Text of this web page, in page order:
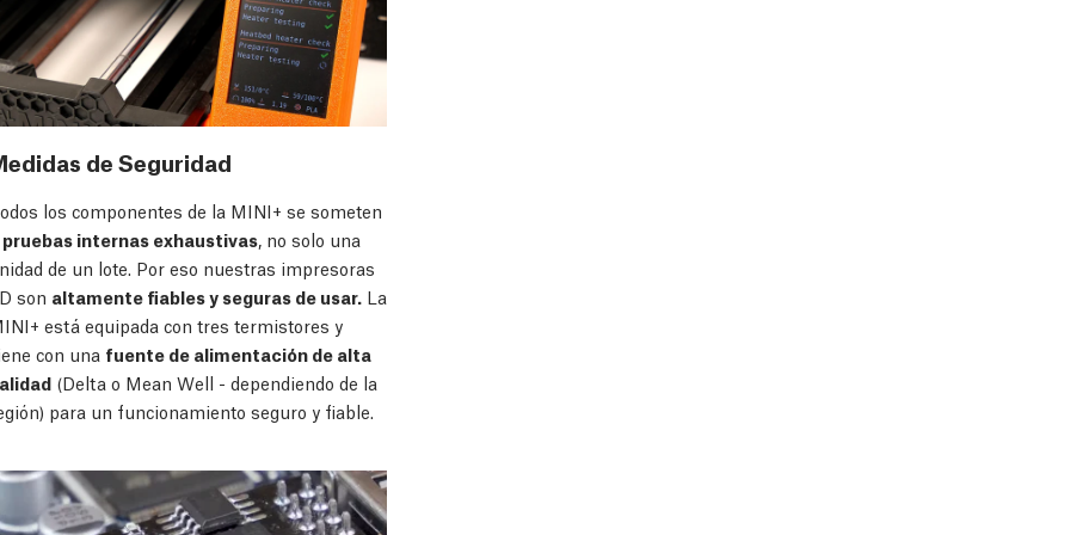
de Seguridad
los componentes de la MINI+ se someten
pruebas internas exhaustivas , no solo una
de un lote. Por eso nuestras impresoras
son altamente fiables y seguras de usar. La
está equipada con tres termistores y
con una fuente de alimentación de alta
(Delta o Mean Well - dependiendo de la
para un funcionamiento seguro y fiable.